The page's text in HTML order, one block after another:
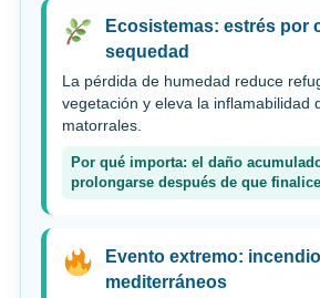
Ecosistemas: estrés por
sequedad
La pérdida de humedad reduce
vegetación y eleva la inflamabilidad
matorrales.
Por qué importa: el daño
prolongarse después de que
Evento extremo:
mediterráneos